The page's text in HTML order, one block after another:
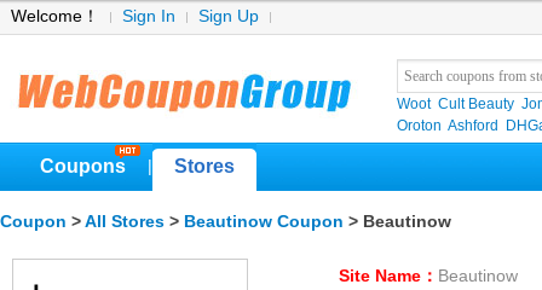
Welcome！ Sign In Sign Up
Woot Cult Beauty
Oroton Ashford
Coupons Stores
Coupon > All Stores > Beautinow Coupon > Beautinow
Site Name： Beautinow